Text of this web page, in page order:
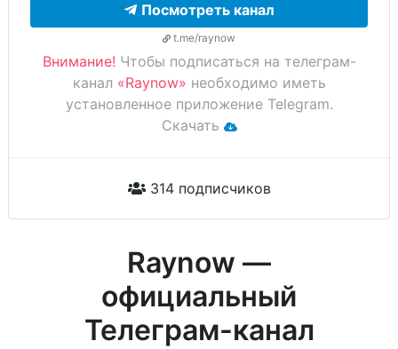
Посмотреть канал
t.me/raynow
Внимание! Чтобы подписаться на телеграм-
канал «Raynow» необходимо иметь
установленное приложение Telegram.
Скачать
314 подписчиков
Raynow —
официальный
Телеграм-канал